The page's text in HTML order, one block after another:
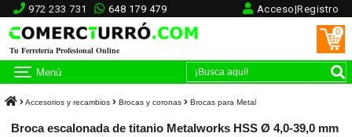
972 233 731 648 179 479 Acceso|Registro
Tu Ferretería Profesional Online
0
Menú
Accesorios y recambios Brocas y coronas Brocas para Metal
Broca escalonada de titanio Metalworks HSS Ø 4,0-39,0 mm